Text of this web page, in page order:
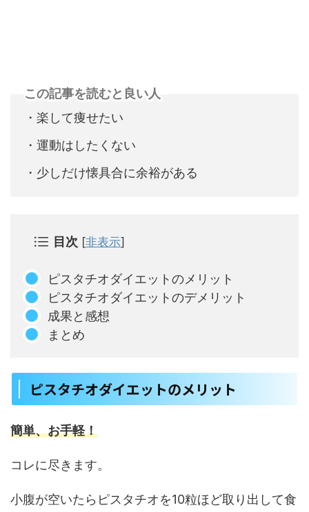
この記事を読むと良い人
・楽して痩せたい
・運動はしたくない
・少しだけ懐具合に余裕がある
目次 [非表示]
ピスタチオダイエットのメリット
ピスタチオダイエットのデメリット
成果と感想
まとめ
ピスタチオダイエットのメリット
簡単、お手軽！
コレに尽きます。
小腹が空いたらピスタチオを10粒ほど取り出して食